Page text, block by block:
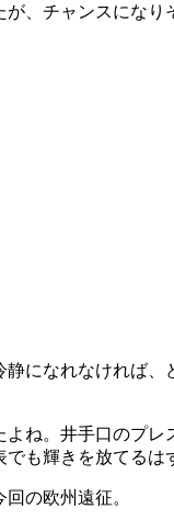
、チャンスになり
になれなければ
ね。井手口のプ
も輝きを放てるは
の欧州遠征。